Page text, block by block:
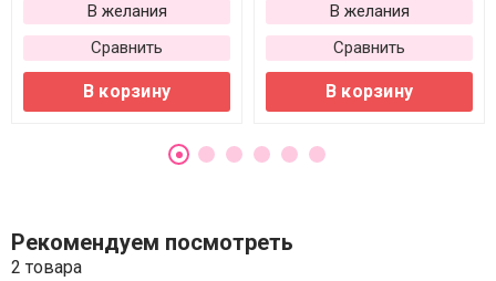
В желания
Сравнить
В корзину
В желания
Сравнить
В корзину
Рекомендуем посмотреть
2 товара